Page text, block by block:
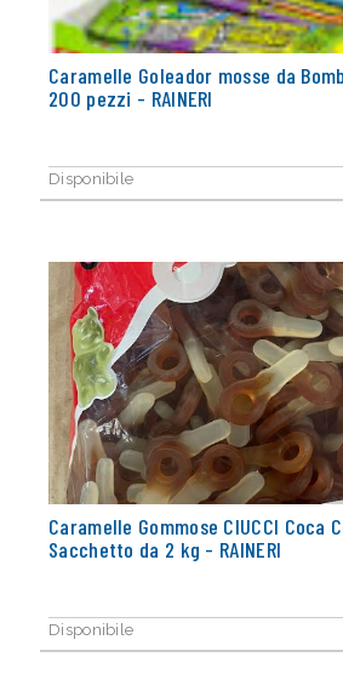
Caramelle Goleador mosse da
200 pezzi - RAINERI
Disponibile
Caramelle Gommose CIUCCI Coca
Sacchetto da 2 kg - RAINERI
Disponibile